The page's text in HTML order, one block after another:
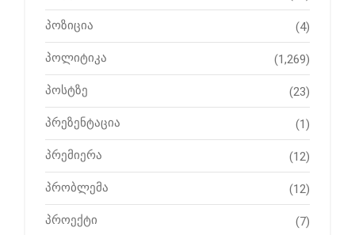
პოზიცია (4)
პოლიტიკა (1,269)
პოსტზე (23)
პრეზენტაცია (1)
პრემიერა (12)
პრობლემა (12)
პროექტი (7)